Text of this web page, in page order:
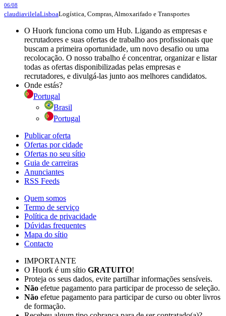
06/08
claudiavilelaLisboaLogística, Compras, Almoxarifado e Transportes
O Huork funciona como um Hub. Ligando as empresas e
recrutadores e suas ofertas de trabalho aos profissionais que
buscam a primeira oportunidade, um novo desafio ou uma
recolocação. O nosso trabalho é concentrar, organizar e listar
todas as ofertas disponibilizadas pelas empresas e
recrutadores, e divulgá-las junto aos melhores candidatos.
Onde estás?
Portugal
Brasil
Portugal
Publicar oferta
Ofertas por cidade
Ofertas no seu sítio
Guia de carreiras
Anunciantes
RSS Feeds
Quem somos
Termo de serviço
Política de privacidade
Dúvidas frequentes
Mapa do sítio
Contacto
IMPORTANTE
O Huork é um sítio GRATUITO!
Proteja os seus dados, evite partilhar informações sensíveis.
Não efetue pagamento para participar de processo de seleção.
Não efetue pagamento para participar de curso ou obter livros
de formação.